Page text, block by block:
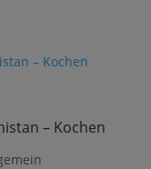
– Kochen